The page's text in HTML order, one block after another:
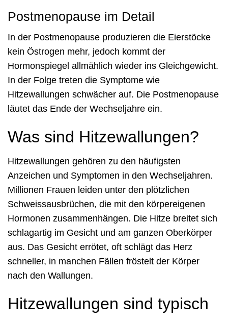
Postmenopause im Detail
In der Postmenopause produzieren die Eierstöcke
kein Östrogen mehr, jedoch kommt der
Hormonspiegel allmählich wieder ins Gleichgewicht.
In der Folge treten die Symptome wie
Hitzewallungen schwächer auf. Die Postmenopause
läutet das Ende der Wechseljahre ein.
Was sind Hitzewallungen?
Hitzewallungen gehören zu den häufigsten
Anzeichen und Symptomen in den Wechseljahren.
Millionen Frauen leiden unter den plötzlichen
Schweissausbrüchen, die mit den körpereigenen
Hormonen zusammenhängen. Die Hitze breitet sich
schlagartig im Gesicht und am ganzen Oberkörper
aus. Das Gesicht errötet, oft schlägt das Herz
schneller, in manchen Fällen fröstelt der Körper
nach den Wallungen.
Hitzewallungen sind typisch